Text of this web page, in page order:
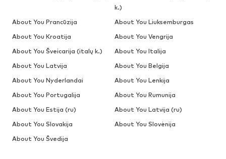
k.)
About You Prancūzija
About You Liuksemburgas
About You Kroatija
About You Vengrija
About You Šveicarija (italų k.)
About You Italija
About You Latvija
About You Belgija
About You Nyderlandai
About You Lenkija
About You Portugalija
About You Rumunija
About You Estija (ru)
About You Latvija (ru)
About You Slovakija
About You Slovėnija
About You Švedija